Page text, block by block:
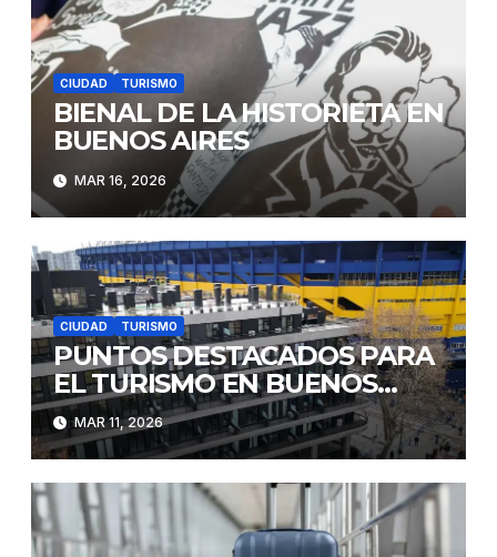
CIUDAD TURISMO
BIENAL DE LA HISTORIETA EN
BUENOS AIRES
MAR 16, 2026
CIUDAD TURISMO
PUNTOS DESTACADOS PARA
EL TURISMO EN BUENOS
AIRES
MAR 11, 2026